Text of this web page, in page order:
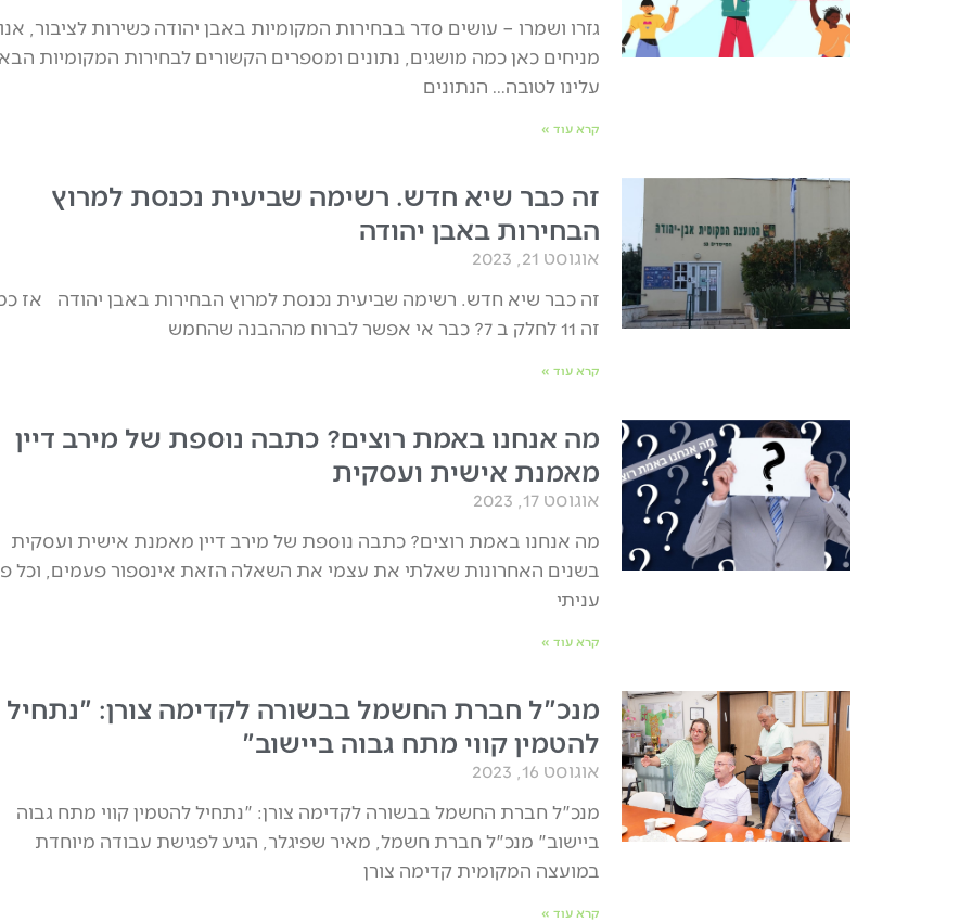
גזרו ושמרו – עושים סדר בבחירות המקומיות באבן יהודה כשירות לציבור, אנו
מניחים כאן כמה מושגים, נתונים ומספרים הקשורים לבחירות המקומיות
עלינו לטובה… הנתונים
קרא עוד »
זה כבר שיא חדש. רשימה שביעית נכנסת למרוץ
הבחירות באבן יהודה
אוגוסט 21, 2023
זה כבר שיא חדש. רשימה שביעית נכנסת למרוץ הבחירות באבן יהודה אז
זה 11 לחלק ב 7? כבר אי אפשר לברוח מההבנה שהחמש
קרא עוד »
מה אנחנו באמת רוצים? כתבה נוספת של מירב דיין
מאמנת אישית ועסקית
אוגוסט 17, 2023
מה אנחנו באמת רוצים? כתבה נוספת של מירב דיין מאמנת אישית ועסקית
בשנים האחרונות שאלתי את עצמי את השאלה הזאת אינספור פעמים, וכל
עניתי
קרא עוד »
מנכ"ל חברת החשמל בבשורה לקדימה צורן: "נתחיל
להטמין קווי מתח גבוה ביישוב"
אוגוסט 16, 2023
מנכ"ל חברת החשמל בבשורה לקדימה צורן: "נתחיל להטמין קווי מתח גבוה
ביישוב" מנכ"ל חברת חשמל, מאיר שפיגלר, הגיע לפגישת עבודה מיוחדת
במועצה המקומית קדימה צורן
קרא עוד »